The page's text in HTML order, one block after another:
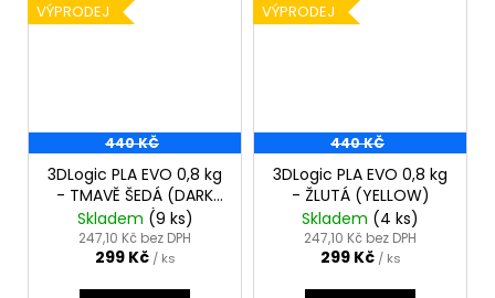
VÝPRODEJ
440 KČ
3DLogic PLA EVO 0,8 kg
- TMAVĚ ŠEDÁ (DARK
GRAY)
Skladem (9 ks)
247,10 Kč bez DPH
299 Kč / ks
VÝPRODEJ
440 KČ
3DLogic PLA EVO 0,8 kg
- ŽLUTÁ (YELLOW)
Skladem (4 ks)
247,10 Kč bez DPH
299 Kč / ks